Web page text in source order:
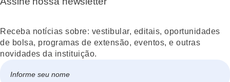
Receba notícias sobre: vestibular, editais, oportunidades
de bolsa, programas de extensão, eventos, e outras
novidades da instituição.